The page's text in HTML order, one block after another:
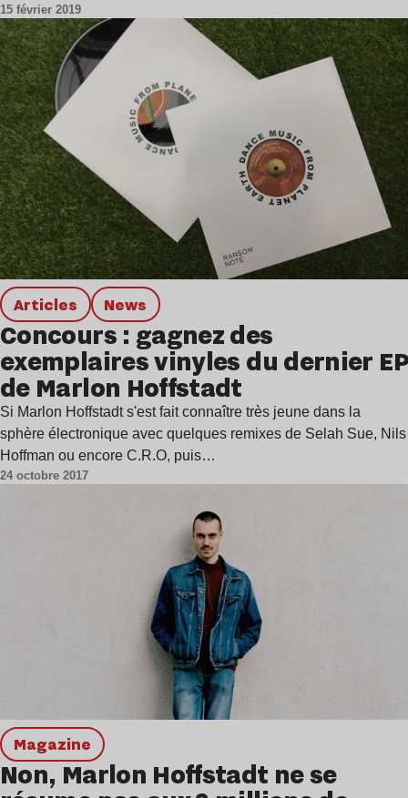
15 février 2019
Articles news
Concours : gagnez des
exemplaires vinyles du dernier EP
de Marlon Hoffstadt
Si Marlon Hoffstadt s'est fait connaître très jeune dans la
sphère électronique avec quelques remixes de Selah Sue, Nils
Hoffman ou encore C.R.O, puis…
24 octobre 2017
magazine
Non, Marlon Hoffstadt ne se